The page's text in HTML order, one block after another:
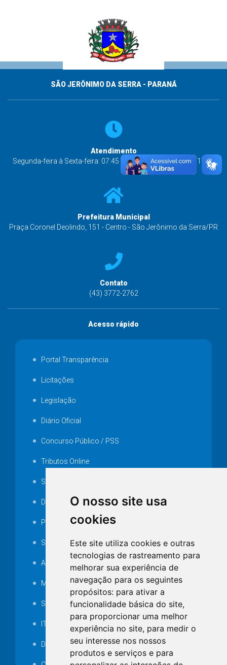
O nosso site usa
cookies
Este site utiliza cookies e outras
tecnologias de rastreamento para
melhorar sua experiência de
navegação para os seguintes
propósitos: para ativar a
funcionalidade básica do site,
para proporcionar uma melhor
experiência no site, para medir o
seu interesse nos nossos
produtos e serviços e para
SÃO JERÔNIMO DA SERRA - PARANÁ
Atendimento
Segunda-feira à Sexta-feira: 07:45 às 11:45 e das 13:00 às 17:00
Prefeitura Municipal
Praça Coronel Deolindo, 151 - Centro - São Jerônimo da Serra/PR
Contato
(43) 3772-2762
Acesso rápido
Portal Transparência
Licitações
Legislação
Diário Oficial
Concurso Público / PSS
Tributos Online
Serviços ISS-E
Decretos
Portarias
SAMAE
Audiência pública
MANUTENÇÃO DE ILUMINAÇÃO PÚBLICA
Serviços Técnicos TI
ITR
Desapropriações